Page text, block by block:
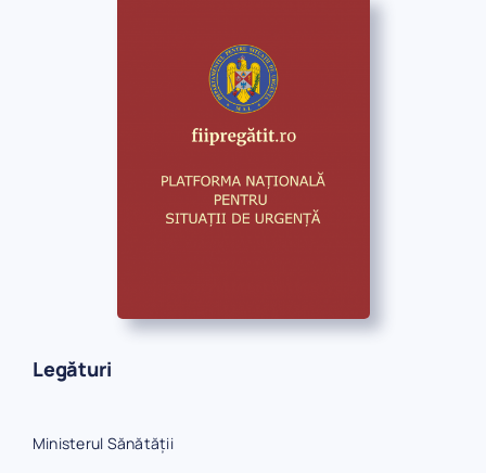
Legături
Ministerul Sănătății